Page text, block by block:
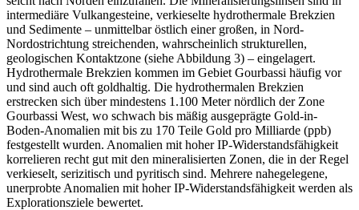
intermediäre Vulkangesteine, verkieselte hydrothermale Brekzien
und Sedimente – unmittelbar östlich einer großen, in Nord-
Nordostrichtung streichenden, wahrscheinlich strukturellen,
geologischen Kontaktzone (siehe Abbildung 3) – eingelagert.
Hydrothermale Brekzien kommen im Gebiet Gourbassi häufig vor
und sind auch oft goldhaltig. Die hydrothermalen Brekzien
erstrecken sich über mindestens 1.100 Meter nördlich der Zone
Gourbassi West, wo schwach bis mäßig ausgeprägte Gold-in-
Boden-Anomalien mit bis zu 170 Teile Gold pro Milliarde (ppb)
festgestellt wurden. Anomalien mit hoher IP-Widerstandsfähigkeit
korrelieren recht gut mit den mineralisierten Zonen, die in der Regel
verkieselt, serizitisch und pyritisch sind. Mehrere nahegelegene,
unerprobte Anomalien mit hoher IP-Widerstandsfähigkeit werden als
Explorationsziele bewertet.